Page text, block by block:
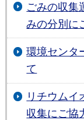
ごみの収集
みの分別に
環境センタ
て
リチウムイ
収集にご協